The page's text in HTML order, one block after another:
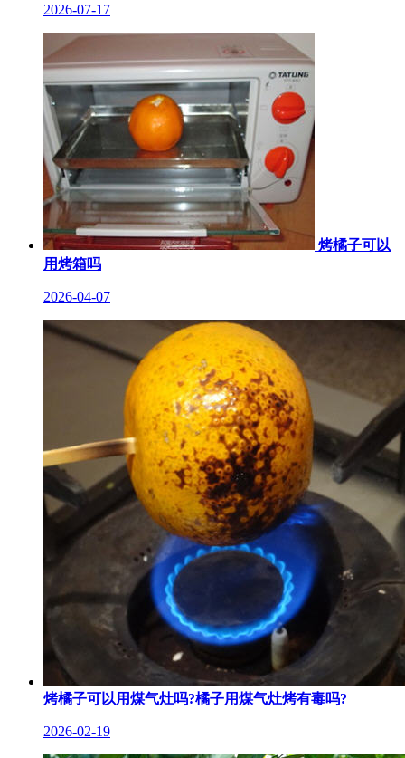
2026-07-17
烤橘子可以
用烤箱吗
2026-04-07
烤橘子可以用煤气灶吗?橘子用煤气灶烤有毒吗?
2026-02-19